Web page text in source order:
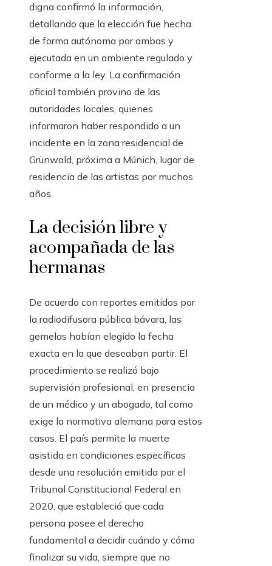
digna confirmó la información,
detallando que la elección fue hecha
de forma autónoma por ambas y
ejecutada en un ambiente regulado y
conforme a la ley. La confirmación
oficial también provino de las
autoridades locales, quienes
informaron haber respondido a un
incidente en la zona residencial de
Grünwald, próxima a Múnich, lugar de
residencia de las artistas por muchos
años.
La decisión libre y
acompañada de las
hermanas
De acuerdo con reportes emitidos por
la radiodifusora pública bávara, las
gemelas habían elegido la fecha
exacta en la que deseaban partir. El
procedimiento se realizó bajo
supervisión profesional, en presencia
de un médico y un abogado, tal como
exige la normativa alemana para estos
casos. El país permite la muerte
asistida en condiciones específicas
desde una resolución emitida por el
Tribunal Constitucional Federal en
2020, que estableció que cada
persona posee el derecho
fundamental a decidir cuándo y cómo
finalizar su vida, siempre que no